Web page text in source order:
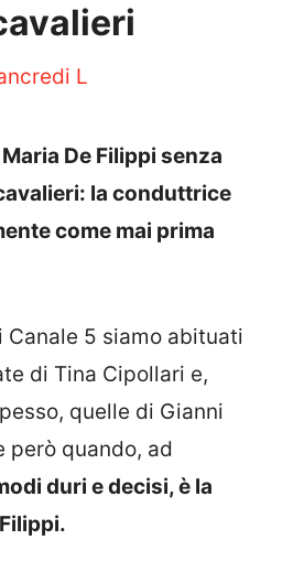
L
De Filippi senza
la conduttrice
come mai prima
5 siamo abituati
di Tina Cipollari e,
quelle di Gianni
però quando, ad
duri e decisi, è la